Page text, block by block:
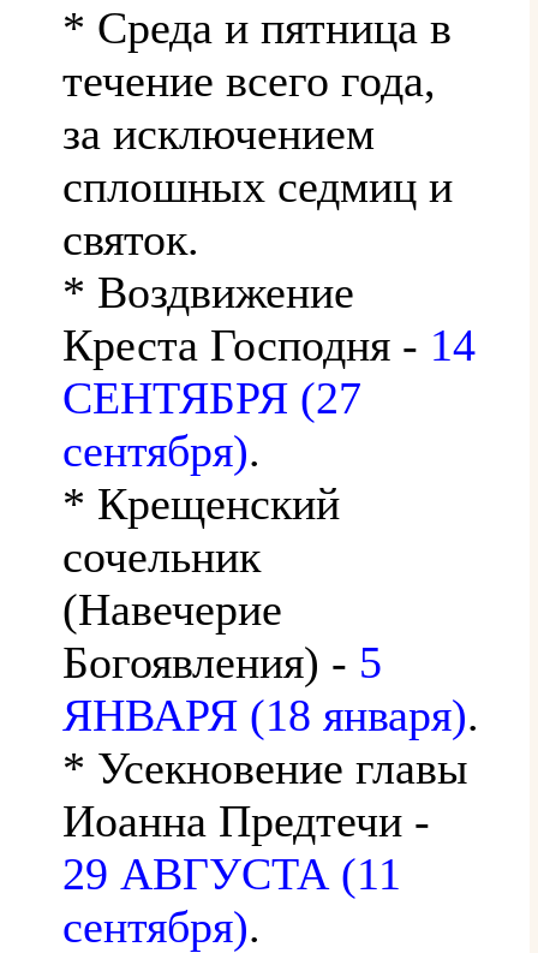
* Среда и пятница в
течение всего года,
за исключением
сплошных седмиц и
святок.
* Воздвижение
Креста Господня - 14
СЕНТЯБРЯ (27
сентября).
* Крещенский
сочельник
(Навечерие
Богоявления) - 5
ЯНВАРЯ (18 января).
* Усекновение главы
Иоанна Предтечи -
29 АВГУСТА (11
сентября).